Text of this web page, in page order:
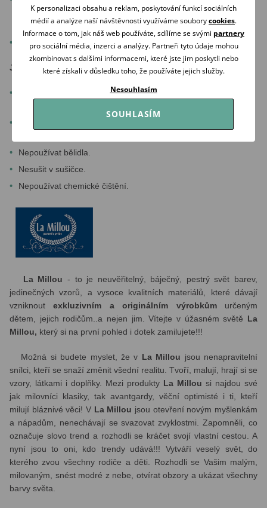
rozměry vložky a pozice otvorů pro pásy viz nákres ve
fotogalerii,
vzor vložky je chráněn autorským právem.
Jednoduchá údržba:
Perte v pračce na jemný program při 30
Nepoužívat bělidla.
Nesušit v sušičce.
Nepoužívat chemické čištění.
La Millou - to je neuvěřitelný, báječný, pestrý svět barev,
jedinečných vzorů, a vysoce kvalitních materiálů, které dávají
vzniknoutexkluzivním a originálním výrobkůmurčeným
dětem, jejich rodičům..a nejen jim. Vítejte v úžasném světě La
Millou, který si na první pohled i dotek zamilujete!!!
Možná si budete myslet, že v La Millou jsou nenapravitelní
snílci, kteří se snaží změnit všední realitu. Tvoří, malují, hrají si se
vzory, látkami i doplňky. Mezi produkty La Millou si najdou své
jak milovníci klasiky, tak avantgardy, věční optimisté i ti, kteří
milují bláznivé věci! V La Millou jsou otevření novým myšlenkám
a nápadům, nenechávají se svazovat zvyklostmi. Zapomněli, co
označuje slovo trend a rozhodli se kráčet svojí vlastní cestou. A
nyní jsou to oni, kdo trendy udává!!! Vytváří veselý svět, do
kterého zvou všechny rodiče a děti. Rozhodli se Vašim malým,
milovaným, snést modré z nebe, otvírat obzory a ukázat všechny
barvy světa.
K personalizaci obsahu a reklam, poskytování funkcí sociálních
médií a analýze naší návštěvnosti využíváme souborycookies.
Informace o tom, jak náš web používáte, sdílíme se svými partnery
pro sociální média, inzerci a analýzy. Partneři tyto údaje mohou
zkombinovat s dalšími informacemi, které jste jim poskytli nebo
které získali v důsledku toho, že používáte jejich služby.
Nesouhlasím
SOUHLASÍM